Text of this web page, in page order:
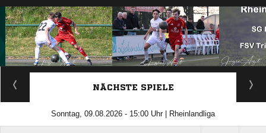
ANZEIGE
NÄCHSTE SPIELE
Sonntag, 09.08.2026 - 15:00 Uhr | Rheinlandliga